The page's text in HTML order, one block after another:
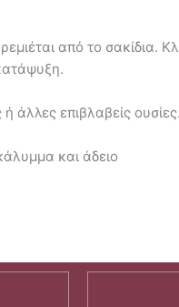
από το σακίδια.
άλλες επιβλαβείς ουσίες.
και άδειο